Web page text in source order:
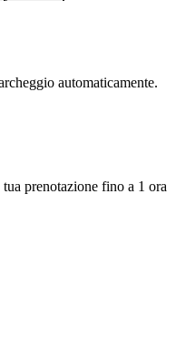
automaticamente.
prenotazione fino a 1 ora